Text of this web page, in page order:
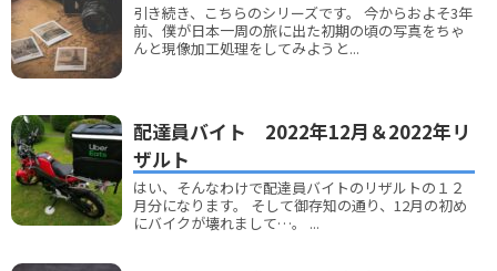
引き続き、こちらのシリーズです。 今からおよそ3年
前、僕が日本一周の旅に出た初期の頃の写真をちゃ
んと現像加工処理をしてみようと...
配達員バイト 2022年12月＆2022年リ
ザルト
はい、そんなわけで配達員バイトのリザルトの１２
月分になります。 そして御存知の通り、12月の初め
にバイクが壊れまして…。 ...